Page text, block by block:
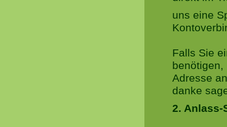
uns eine
Falls Sie
benötigen,
Adresse
danke
2. Anlass-